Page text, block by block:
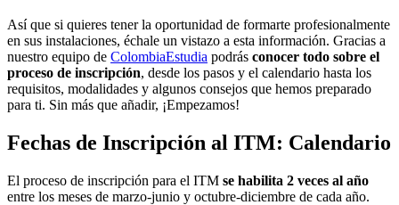
Así que si quieres tener la oportunidad de formarte profesionalmente
en sus instalaciones, échale un vistazo a esta información. Gracias a
nuestro equipo de ColombiaEstudia podrás conocer todo sobre el
proceso de inscripción, desde los pasos y el calendario hasta los
requisitos, modalidades y algunos consejos que hemos preparado
para ti. Sin más que añadir, ¡Empezamos!
Fechas de Inscripción al ITM: Calendario
El proceso de inscripción para el ITM se habilita 2 veces al año
entre los meses de marzo-junio y octubre-diciembre de cada año.